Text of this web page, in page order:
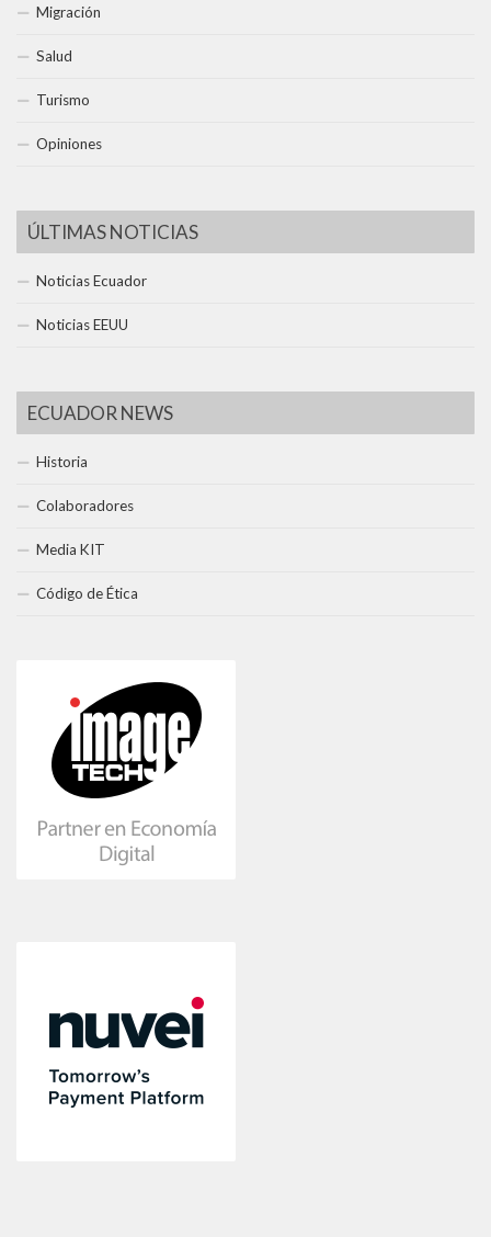
Migración
Salud
Turismo
Opiniones
ÚLTIMAS NOTICIAS
Noticias Ecuador
Noticias EEUU
ECUADOR NEWS
Historia
Colaboradores
Media KIT
Código de Ética